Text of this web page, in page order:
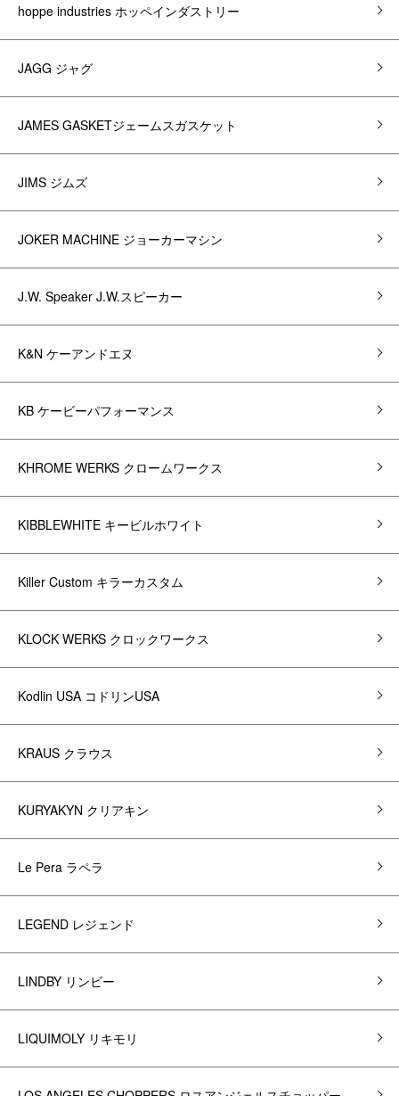
hoppe industries ホッペインダストリー
JAGG ジャグ
JAMES GASKETジェームスガスケット
JIMS ジムズ
JOKER MACHINE ジョーカーマシン
J.W. Speaker J.W.スピーカー
K&N ケーアンドエヌ
KB ケービーパフォーマンス
KHROME WERKS クロームワークス
KIBBLEWHITE キービルホワイト
Killer Custom キラーカスタム
KLOCK WERKS クロックワークス
Kodlin USA コドリンUSA
KRAUS クラウス
KURYAKYN クリアキン
Le Pera ラペラ
LEGEND レジェンド
LINDBY リンビー
LIQUIMOLY リキモリ